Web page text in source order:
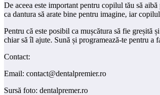
De aceea este important pentru copilul tău să
ca dantura să arate bine pentru imagine, iar
Pentru că este posibil ca mușcătura să fie greșită
chiar să îl ajute. Sună și programează-te pentru
Contact:
Email: contact@dentalpremier.ro
Sursă foto: dentalpremer.ro